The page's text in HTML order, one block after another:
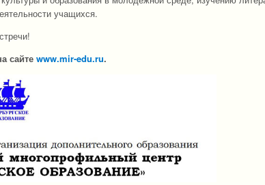
учащихся.
сайте www.mir-edu.ru.